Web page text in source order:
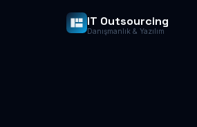
IT Outsourcing
Danışmanlık & Yazılım